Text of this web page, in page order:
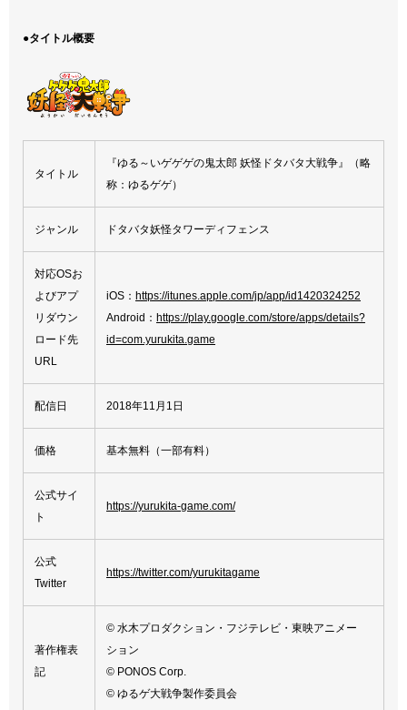
●タイトル概要
タイトル
『ゆる～いゲゲゲの鬼太郎 妖怪ドタバタ大戦争』（略
称：ゆるゲゲ）
ジャンル ドタバタ妖怪タワーディフェンス
対応OSお
よびアプ
リダウン
ロード先
URL
iOS： https://itunes.apple.com/jp/app/id1420324252
Android： https://play.google.com/store/apps/details?
id=com.yurukita.game
配信日 2018年11月1日
価格 基本無料（一部有料）
公式サイ
ト
https://yurukita-game.com/
公式
Twitter
https://twitter.com/yurukitagame
著作権表
記
© 水木プロダクション・フジテレビ・東映アニメー
ション
© PONOS Corp.
© ゆるゲ大戦争製作委員会